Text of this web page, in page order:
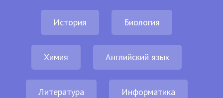
История Биология
Химия Английский язык
Литература Информатика